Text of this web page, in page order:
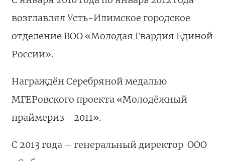
возглавлял Усть-Илимское городское
отделение ВОО «Молодая Гвардия Единой
России».
Награждён Серебряной медалью
МГЕРовского проекта «Молодёжный
праймериз - 2011».
С 2013 года – генеральный директор ООО